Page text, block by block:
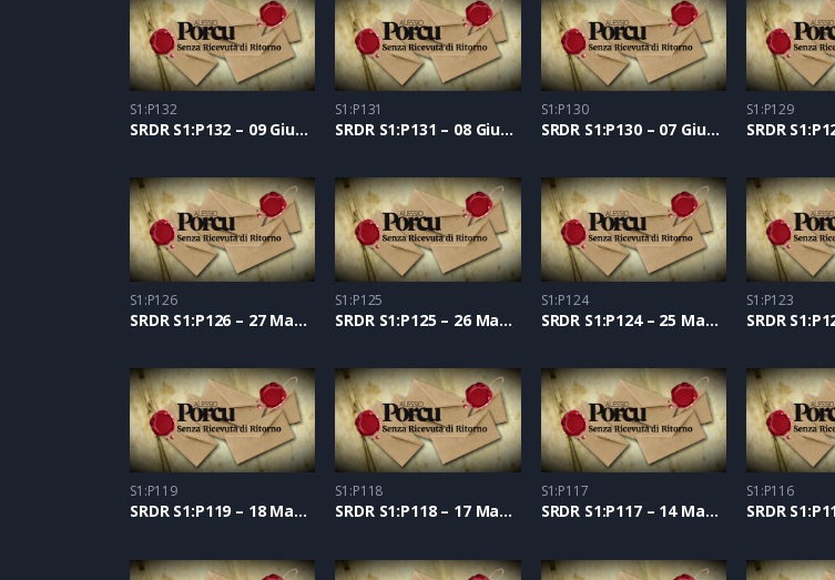
S1:P132
SRDR S1:P132 – 09 Giugno 2021
S1:P131
SRDR S1:P131 – 08 Giugno 2021
S1:P130
SRDR S1:P130 – 07 Giugno 2021
S1:P129
S1:P126
SRDR S1:P126 – 27 Maggio 2021
S1:P125
SRDR S1:P125 – 26 Maggio 2021
S1:P124
SRDR S1:P124 – 25 Maggio 2021
S1:P123
S1:P119
SRDR S1:P119 – 18 Maggio 2021
S1:P118
SRDR S1:P118 – 17 Maggio 2021
S1:P117
SRDR S1:P117 – 14 Maggio 2021
S1:P116